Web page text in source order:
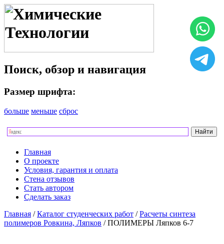
Поиск, обзор и навигация
Размер шрифта:
больше меньше сброс
Главная
О проекте
Условия, гарантия и оплата
Стена отзывов
Стать автором
Сделать заказ
Главная /Каталог студенческих работ /Расчеты синтеза
полимеров Ровкина, Ляпков / ПОЛИМЕРЫ Ляпков 6-7